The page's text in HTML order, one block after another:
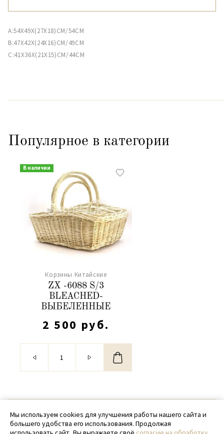
A:54X49X(27X18)CM/54CM
B:47X42X(24X16)CM/49CM
C:41X36X(21X15)CM/44CM
Популярное в категории
В наличии
Корзины Китайские
ZX -6088 S/3
BLEACHED-
ВЫБЕЛЕННЫЕ
2 500 руб.
© 2020 - 2026 SamPack
+ 7 (918) 699-97-87
Мы используем cookies для улучшения работы нашего сайта и
большего удобства его использования. Продолжая